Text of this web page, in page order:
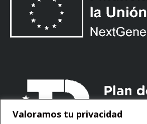
Valoramos tu privacidad